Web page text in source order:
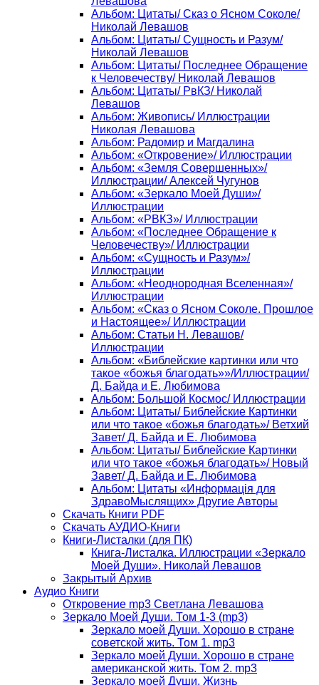
Альбом: Цитаты/ Сказ о Ясном Соколе/
Николай Левашов
Альбом: Цитаты/ Сущность и Разум/
Николай Левашов
Альбом: Цитаты/ Последнее Обращение
к Человечеству/ Николай Левашов
Альбом: Цитаты/ РвКЗ/ Николай
Левашов
Альбом: Живопись/ Иллюстрации
Николая Левашова
Альбом: Радомир и Магдалина
Альбом: «Откровение»/ Иллюстрации
Альбом: «Земля Совершенных»/
Иллюстрации/ Алексей Чугунов
Альбом: «Зеркало Моей Души»/
Иллюстрации
Альбом: «РВКЗ»/ Иллюстрации
Альбом: «Последнее Обращение к
Человечеству»/ Иллюстрации
Альбом: «Сущность и Разум»/
Иллюстрации
Альбом: «Неоднородная Вселенная»/
Иллюстрации
Альбом: «Сказ о Ясном Соколе. Прошлое
и Настоящее»/ Иллюстрации
Альбом: Статьи Н. Левашов/
Иллюстрации
Альбом: «Библейские картинки или что
такое «божья благодать»»/Иллюстрации/
Д. Байда и Е. Любимова
Альбом: Большой Космос/ Иллюстрации
Альбом: Цитаты/ Библейские Картинки
или что такое «божья благодать»/ Ветхий
Завет/ Д. Байда и Е. Любимова
Альбом: Цитаты/ Библейские Картинки
или что такое «божья благодать»/ Новый
Завет/ Д. Байда и Е. Любимова
Альбом: Цитаты «Информацiя для
ЗдравоМыслящих» Другие Авторы
Скачать Книги PDF
Скачать АУДИО-Книги
Книги-Листалки (для ПК)
Книга-Листалка. Иллюстрации «Зеркало
Моей Души». Николай Левашов
Закрытый Архив
Аудио Книги
Откровение mp3 Светлана Левашова
Зеркало Моей Души. Том 1-3 (mp3)
Зеркало моей Души. Хорошо в стране
советской жить. Том 1. mp3
Зеркало моей Души. Хорошо в стране
американской жить. Том 2. mp3
Зеркало моей Души. Жизнь